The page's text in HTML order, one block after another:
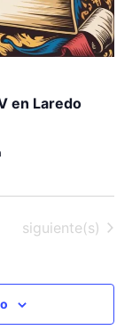
en Laredo
Eventos
siguiente(s)